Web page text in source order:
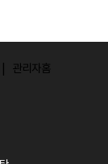
관리자홈